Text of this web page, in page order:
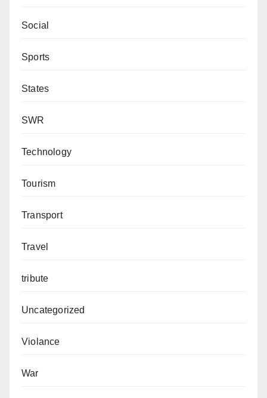
Social
Sports
States
SWR
Technology
Tourism
Transport
Travel
tribute
Uncategorized
Violance
War